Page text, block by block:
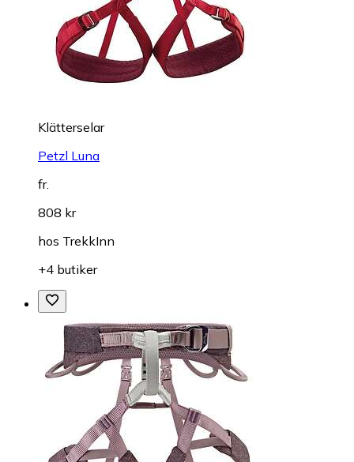
Klätterselar
Petzl Luna
fr.
808 kr
hos TrekkInn
+4 butiker